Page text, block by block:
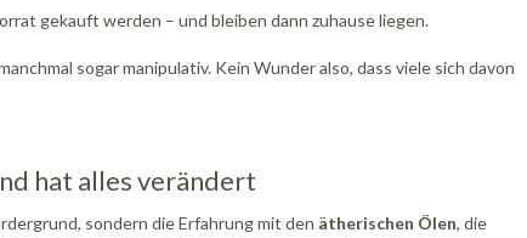
gekauft werden – und bleiben dann zuhause liegen.
sogar manipulativ. Kein Wunder also, dass viele sich davon
hat alles verändert
sondern die Erfahrung mit den ätherischen Ölen, die